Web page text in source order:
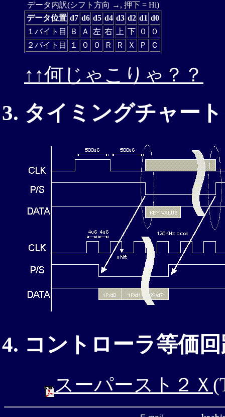
データ内訳(シフト方向 →, 押下 = Hi)
データ位置 d7 d6 d5 d4 d3 d2 d1 d0
１バイト目
Ｂ Ａ 左 右 上 下 ０
０
２バイト目
１ ０ ０ Ｒ Ｒ Ｘ Ｐ Ｃ
↑↑何じゃこりゃ？？
タイミングチャート
コントローラ等価
スーパースト２Ｘ